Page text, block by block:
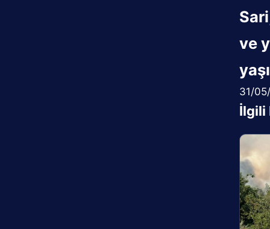
ve
31/
İlgili